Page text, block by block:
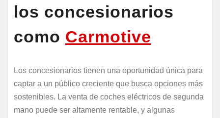
los concesionarios
como Carmotive
Los concesionarios tienen una oportunidad única para
captar a un público creciente que busca opciones más
sostenibles. La venta de coches eléctricos de segunda
mano puede ser altamente rentable, y algunas